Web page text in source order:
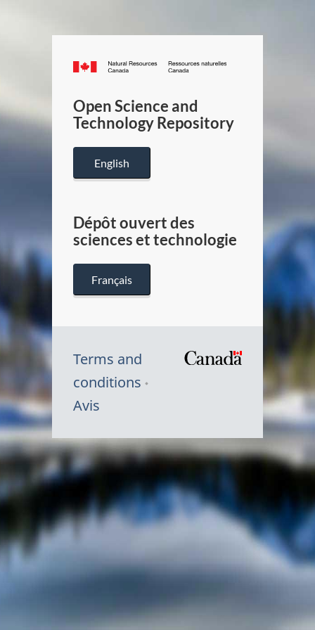
Canada.ca
/
Canada
Open Science and
Technology Repository
English
Dépôt ouvert des
sciences et technologie
Français
Terms and
conditions
Avis
Symbole
du
Canada